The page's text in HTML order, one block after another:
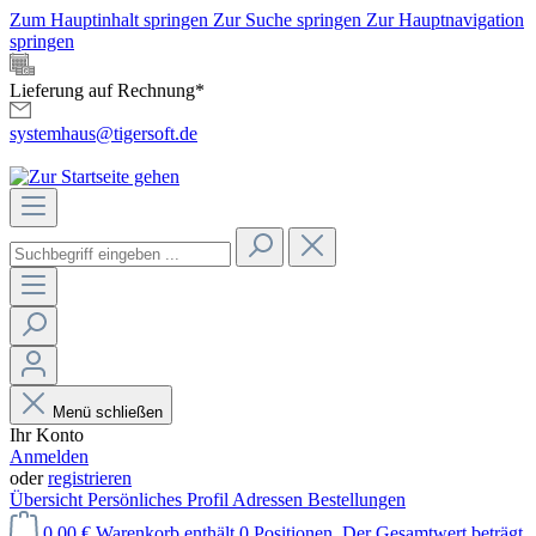
Zum Hauptinhalt springen Zur Suche springen Zur Hauptnavigation
springen
Lieferung auf Rechnung*
systemhaus@tigersoft.de
Menü schließen
Ihr Konto
Anmelden
oderregistrieren
Übersicht Persönliches Profil Adressen Bestellungen